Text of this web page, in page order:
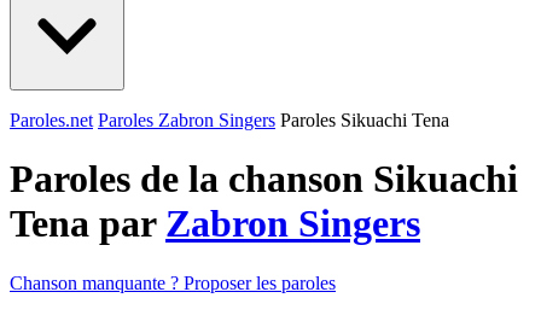
Paroles.net Paroles Zabron Singers Paroles Sikuachi Tena
Paroles de la chanson Sikuachi
Tena par Zabron Singers
Chanson manquante ? Proposer les paroles